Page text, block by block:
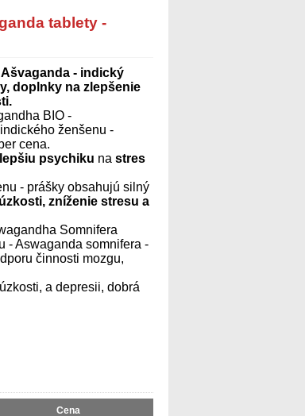
tablety -
- indický
doplnky na zlepšenie
BIO -
ženšenu -
cena.
lepšiu psychiku na stres
- prášky obsahujú silný
zníženie stresu a
Somnifera
- Aswaganda somnifera -
činnosti mozgu,
a depresii, dobrá
Cena